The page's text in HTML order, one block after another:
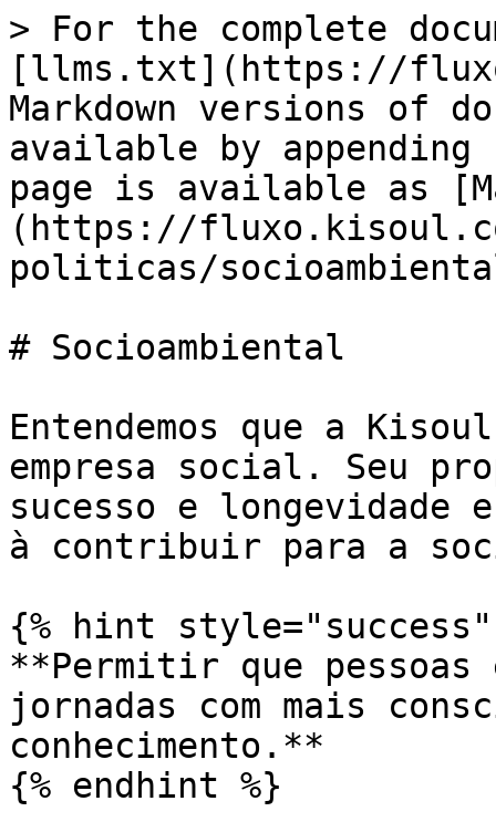
> For the complete
[llms.txt](https://
Markdown versions of
available by
page is available as
(https://
politicas/
# Socioambiental
Entendemos que a
empresa social. Seu
sucesso e longevidade
à contribuir para a
{% hint style="success"
**Permitir que pessoas
jornadas com mais
conhecimento.**
{% endhint %}